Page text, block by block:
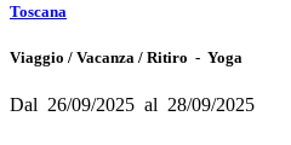
Toscana
Viaggio / Vacanza / Ritiro - Yoga
Dal 26/09/2025 al 28/09/2025